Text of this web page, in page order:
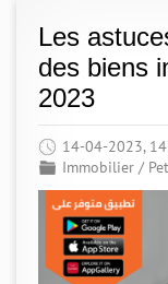
Les
des biens
2023
14-04-2023,
Immobilier /